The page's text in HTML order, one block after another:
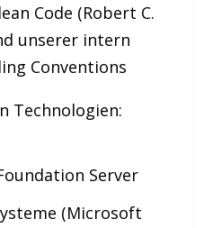
Code (Robert C.
unserer intern
Conventions
Technologien:
Server
(Microsoft